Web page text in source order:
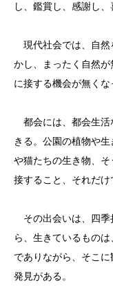
し、鑑賞し、感謝し
現代社会では、自然
かし、まったく自然
に接する機会が無くな
都会には、都会生活
きる。公園の植物や
や猫たちの生き物、
接すること、それだけ
その出会いは、四季
ら、生きているもの
でありながら、そこ
発見がある。